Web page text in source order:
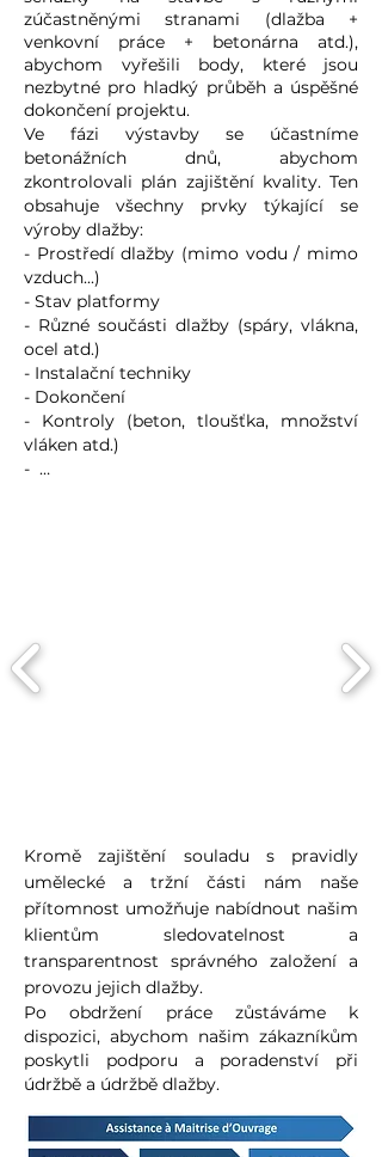
zúčastněnými stranami (dlažba +
venkovní práce + betonárna atd.),
abychom vyřešili body, které jsou
nezbytné pro hladký průběh a úspěšné
dokončení projektu.
Ve fázi výstavby se účastníme
betonážních dnů, abychom
zkontrolovali plán zajištění kvality. Ten
obsahuje všechny prvky týkající se
výroby dlažby:
- Prostředí dlažby (mimo vodu / mimo
vzduch...)
- Stav platformy
- Různé součásti dlažby (spáry, vlákna,
ocel atd.)
- Instalační techniky
- Dokončení
- Kontroly (beton, tloušťka, množství
vláken atd.)
- …
Kromě zajištění souladu s pravidly
umělecké a tržní části nám naše
přítomnost umožňuje nabídnout našim
klientům sledovatelnost a
transparentnost správného založení a
provozu jejich dlažby.
Po obdržení práce zůstáváme k
dispozici, abychom našim zákazníkům
poskytli podporu a poradenství při
údržbě a údržbě dlažby.